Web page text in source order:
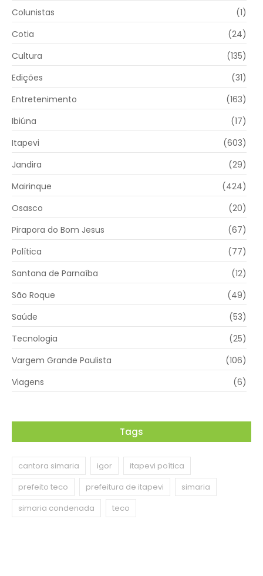
Colunistas
(1)
Cotia
(24)
Cultura
(135)
Edições
(31)
Entretenimento
(163)
Ibiúna
(17)
Itapevi
(603)
Jandira
(29)
Mairinque
(424)
Osasco
(20)
Pirapora do Bom Jesus
(67)
Política
(77)
Santana de Parnaíba
(12)
São Roque
(49)
Saúde
(53)
Tecnologia
(25)
Vargem Grande Paulista
(106)
Viagens
(6)
Tags
cantora simaria igor
itapevi poítica
prefeito teco
prefeitura de itapevi
simaria
simaria condenada
teco